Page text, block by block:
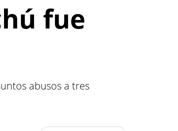
fue
abusos a tres